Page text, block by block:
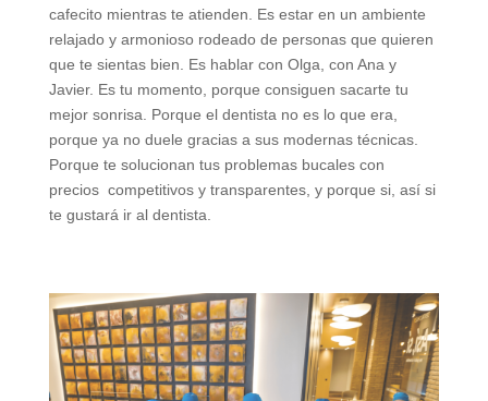
cafecito mientras te atienden. Es estar en un ambiente
relajado y armonioso rodeado de personas que quieren
que te sientas bien. Es hablar con Olga, con Ana y
Javier. Es tu momento, porque consiguen sacarte tu
mejor sonrisa. Porque el dentista no es lo que era,
porque ya no duele gracias a sus modernas técnicas.
Porque te solucionan tus problemas bucales con
precios competitivos y transparentes, y porque si, así si
te gustará ir al dentista.